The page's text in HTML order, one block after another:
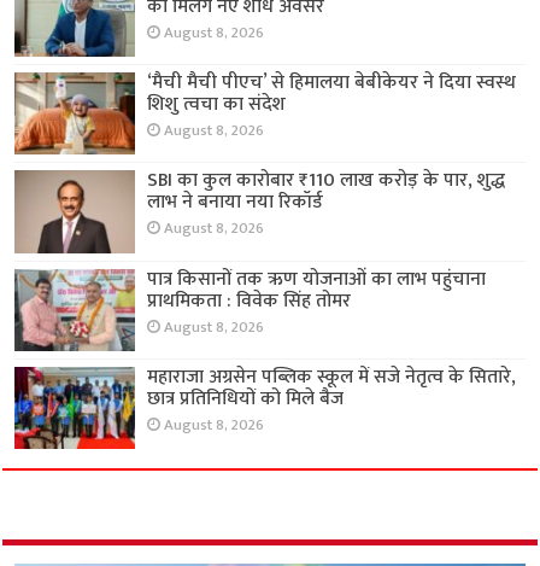
को मिलेंगे नए शोध अवसर
August 8, 2026
‘मैची मैची पीएच’ से हिमालया बेबीकेयर ने दिया स्वस्थ
शिशु त्वचा का संदेश
August 8, 2026
SBI का कुल कारोबार ₹110 लाख करोड़ के पार, शुद्ध
लाभ ने बनाया नया रिकॉर्ड
August 8, 2026
पात्र किसानों तक ऋण योजनाओं का लाभ पहुंचाना
प्राथमिकता : विवेक सिंह तोमर
August 8, 2026
महाराजा अग्रसेन पब्लिक स्कूल में सजे नेतृत्व के सितारे,
छात्र प्रतिनिधियों को मिले बैज
August 8, 2026